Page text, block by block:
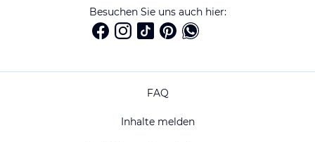
Besuchen Sie uns auch hier:
FAQ
Inhalte melden